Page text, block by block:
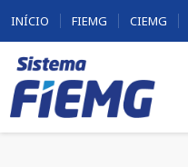
INÍCIO FIEMG CIEMG